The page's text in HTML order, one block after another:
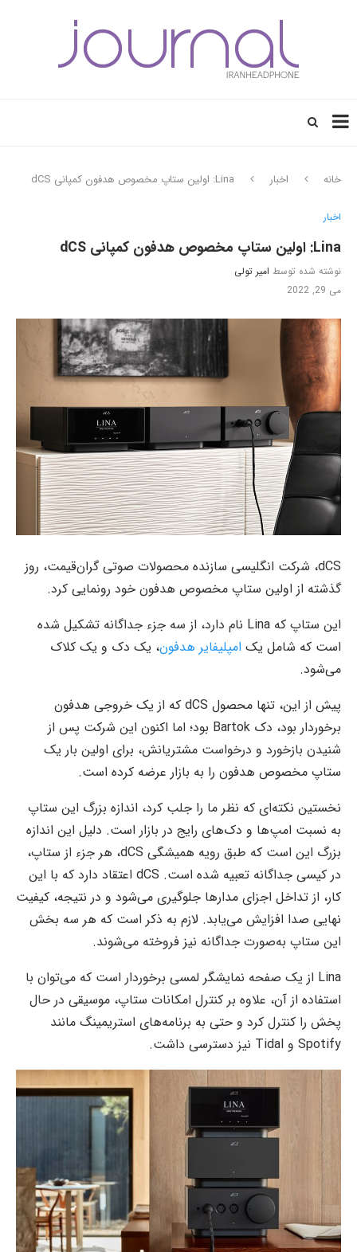
خانه اخبار Lina: اولین ستاپ مخصوص هدفون کمپانی dCS
اخبار
Lina: اولین ستاپ مخصوص هدفون کمپانی dCS
نوشته شده توسط امیر تولی
می 29, 2022
dCS، شرکت انگلیسی سازنده محصولات صوتی گران‌قیمت، روز
گذشته از اولین ستاپ مخصوص هدفون خود رونمایی کرد.
این ستاپ که Lina نام دارد، از سه جزء جداگانه تشکیل شده
است که شامل یک امپلیفایر هدفون، یک دک و یک کلاک
می‌شود.
پیش از این، تنها محصول dCS که از یک خروجی هدفون
برخوردار بود، دک Bartok بود؛ اما اکنون این شرکت پس از
شنیدن بازخورد و درخواست مشتریانش، برای اولین بار یک
ستاپ مخصوص هدفون را به بازار عرضه کرده است.
نخستین نکته‌ای که نظر ما را جلب کرد، اندازه بزرگ این ستاپ
به نسبت امپ‌ها و دک‌های رایج در بازار است. دلیل این اندازه
بزرگ این است که طبق رویه همیشگی dCS، هر جزء از ستاپ،
در کیسی جداگانه تعبیه شده است. dCS اعتقاد دارد که با این
کار، از تداخل اجزای مدارها جلوگیری می‌شود و در نتیجه، کیفیت
نهایی صدا افزایش می‌یابد. لازم به ذکر است که هر سه بخش
این ستاپ به‌صورت جداگانه نیز فروخته می‌شوند.
Lina از یک صفحه نمایشگر لمسی برخوردار است که می‌توان با
استفاده از آن، علاوه بر کنترل امکانات ستاپ، موسیقی در حال
پخش را کنترل کرد و حتی به برنامه‌های استریمینگ مانند
Spotify و Tidal نیز دسترسی داشت.